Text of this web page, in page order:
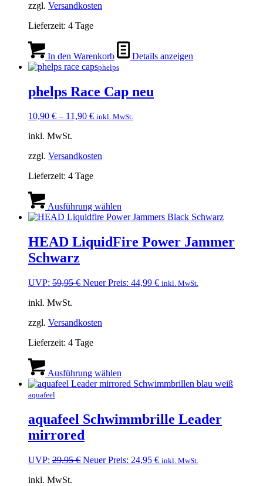
zzgl. Versandkosten
Lieferzeit: 4 Tage
In den Warenkorb Details anzeigen
phelps
phelps Race Cap neu
10,90 € – 11,90 € inkl. MwSt.
inkl. MwSt.
zzgl. Versandkosten
Lieferzeit: 4 Tage
Ausführung wählen
weist
Varianten
auf.
können
auf
HEAD LiquidFire Power Jammer
Schwarz
UVP: 59,95€ Ursprünglicher
Neuer Preis: 44,99 €Aktueller
inkl. MwSt.
inkl. MwSt.
zzgl. Versandkosten
Lieferzeit: 4 Tage
Ausführung wählen
weist
Die
auf
der
aquafeel
aquafeel Schwimmbrille Leader
mirrored
UVP: 29,95€ Ursprünglicher
Neuer Preis: 24,95 €Aktueller
inkl. MwSt.
inkl. MwSt.